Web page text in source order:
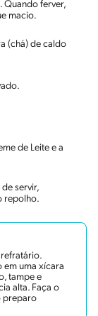
Quando ferver,
macio.
(chá) de caldo
de Leite e a
servir,
repolho.
em uma xícara
tampe e
alta. Faça o
preparo